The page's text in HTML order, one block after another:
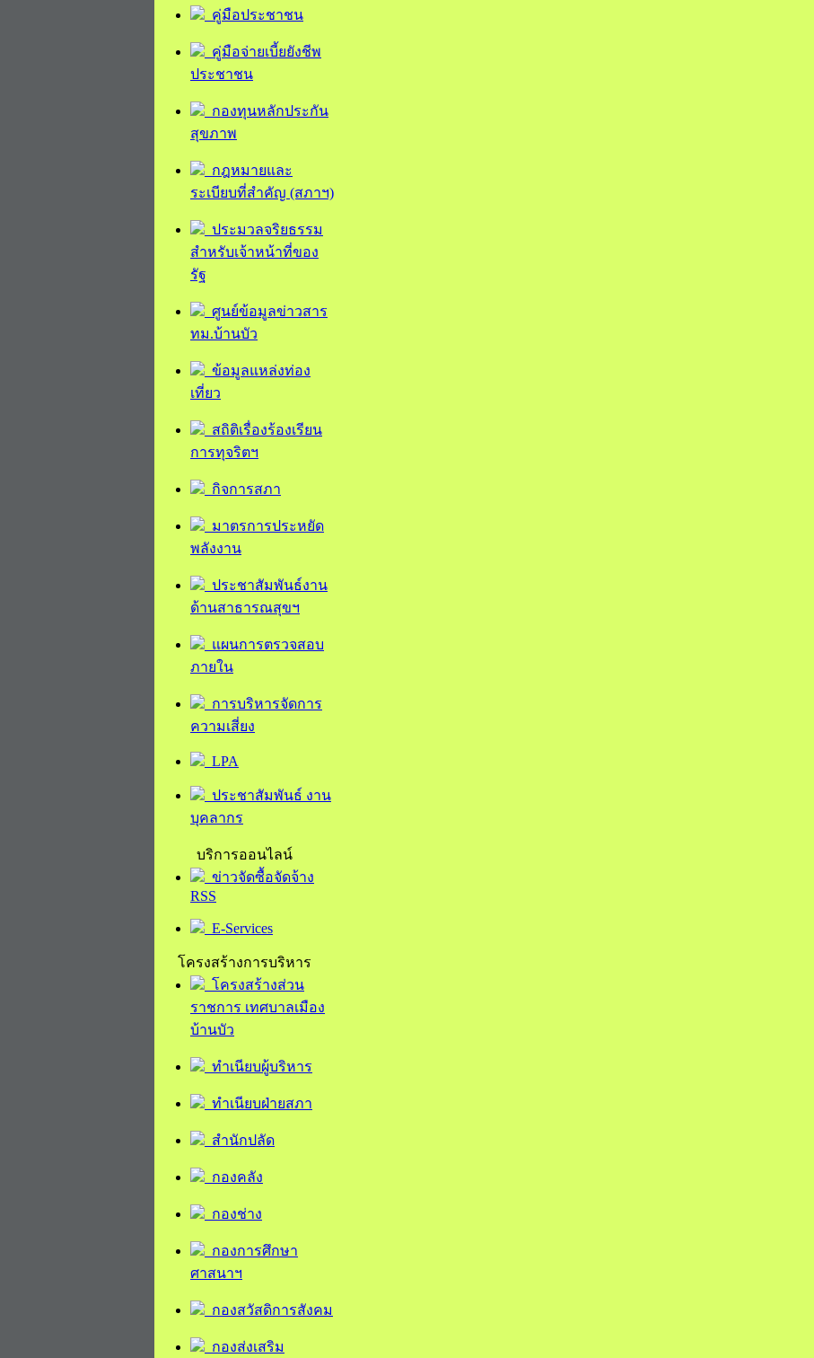
คู่มือประชาชน
คู่มือจ่ายเบี้ยยังชีพ
ประชาชน
กองทุนหลักประกัน
สุขภาพ
กฎหมายและ
ระเบียบที่สำคัญ (สภาฯ)
ประมวลจริยธรรม
สำหรับเจ้าหน้าที่ของ
รัฐ
ศูนย์ข้อมูลข่าวสาร
ทม.บ้านบัว
ข้อมูลแหล่งท่อง
เที่ยว
สถิติเรื่องร้องเรียน
การทุจริตฯ
กิจการสภา
มาตรการประหยัด
พลังงาน
ประชาสัมพันธ์งาน
ด้านสาธารณสุขฯ
แผนการตรวจสอบ
ภายใน
การบริหารจัดการ
ความเสี่ยง
LPA
ประชาสัมพันธ์ งาน
บุคลากร
บริการออนไลน์
ข่าวจัดซื้อจัดจ้าง
RSS
E-Services
โครงสร้างการบริหาร
โครงสร้างส่วน
ราชการ เทศบาลเมือง
บ้านบัว
ทำเนียบผู้บริหาร
ทำเนียบฝ่ายสภา
สำนักปลัด
กองคลัง
กองช่าง
กองการศึกษา
ศาสนาฯ
กองสวัสดิการสังคม
กองส่งเสริม